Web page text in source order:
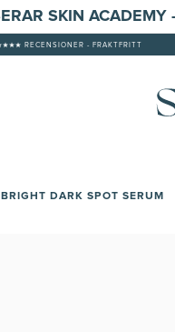
SKIN ACADEMY
RECENSIONER - FRAKTFRITT
DARK SPOT SERUM